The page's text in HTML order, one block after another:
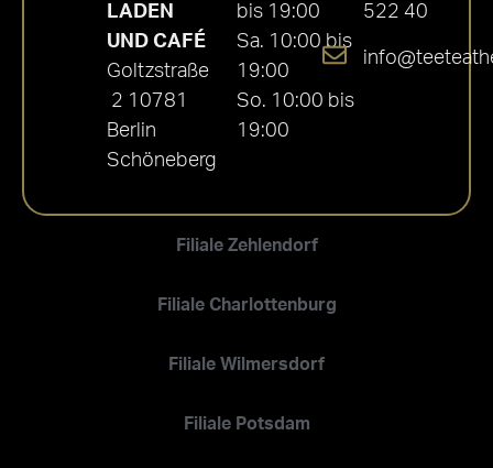
Filiale Zehlendorf
Filiale Charlottenburg
Filiale Wilmersdorf
Filiale Potsdam
LADEN
UND CAFÉ
Goltzstraße
2 10781
Berlin
Schöneberg
bis 19:00
Sa. 10:00 bis
19:00
So. 10:00 bis
19:00
522 40